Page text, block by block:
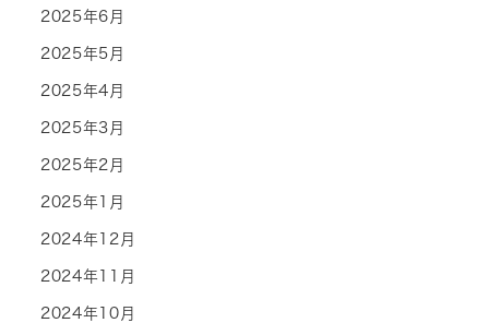
2025年6月
2025年5月
2025年4月
2025年3月
2025年2月
2025年1月
2024年12月
2024年11月
2024年10月